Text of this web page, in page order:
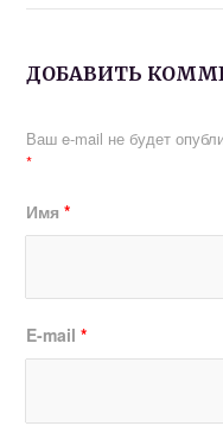
ДОБАВИТЬ
Ваш e-mail не будет
*
Имя*
E-mail*